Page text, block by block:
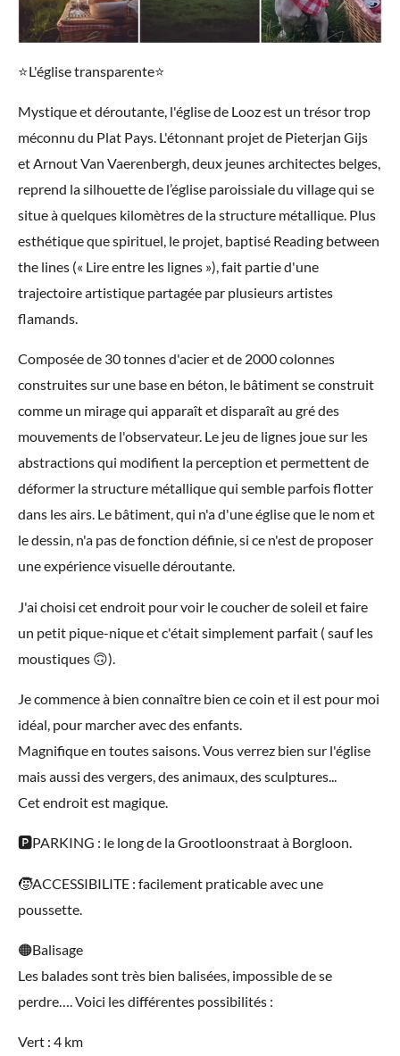
⭐️L'église transparente⭐️
Mystique et déroutante, l'église de Looz est un trésor trop
méconnu du Plat Pays. L'étonnant projet de Pieterjan Gijs
et Arnout Van Vaerenbergh, deux jeunes architectes belges,
reprend la silhouette de l’église paroissiale du village qui se
situe à quelques kilomètres de la structure métallique. Plus
esthétique que spirituel, le projet, baptisé Reading between
the lines (« Lire entre les lignes »), fait partie d'une
trajectoire artistique partagée par plusieurs artistes
flamands.
Composée de 30 tonnes d'acier et de 2000 colonnes
construites sur une base en béton, le bâtiment se construit
comme un mirage qui apparaît et disparaît au gré des
mouvements de l'observateur. Le jeu de lignes joue sur les
abstractions qui modifient la perception et permettent de
déformer la structure métallique qui semble parfois flotter
dans les airs. Le bâtiment, qui n'a d'une église que le nom et
le dessin, n'a pas de fonction définie, si ce n'est de proposer
une expérience visuelle déroutante.
J'ai choisi cet endroit pour voir le coucher de soleil et faire
un petit pique-nique et c'était simplement parfait ( sauf les
moustiques 🙃).
Je commence à bien connaître bien ce coin et il est pour moi
idéal, pour marcher avec des enfants.
Magnifique en toutes saisons. Vous verrez bien sur l'église
mais aussi des vergers, des animaux, des sculptures...
Cet endroit est magique.
🅿️PARKING : le long de la Grootloonstraat à Borgloon.
🧒ACCESSIBILITE : facilement praticable avec une
poussette.
🟠Balisage
Les balades sont très bien balisées, impossible de se
perdre…. Voici les différentes possibilités :
Vert : 4 km